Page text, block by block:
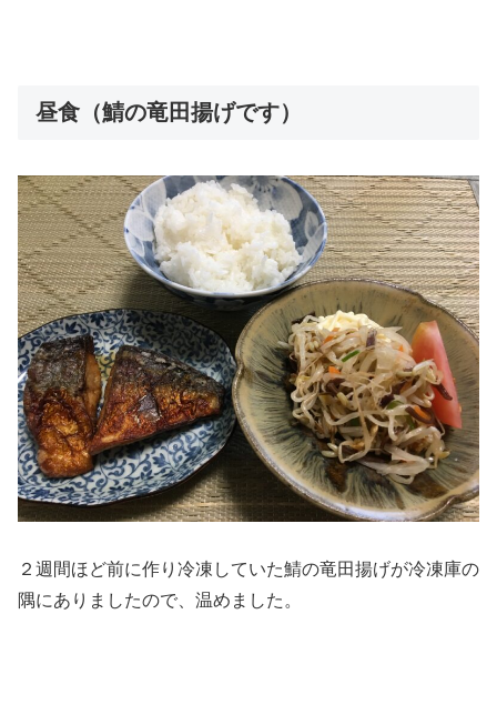
昼食（鯖の竜田揚げです）
２週間ほど前に作り冷凍していた鯖の竜田揚げが冷凍庫の
隅にありましたので、温めました。